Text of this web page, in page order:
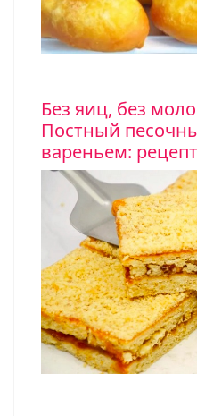
Без яиц, без
Постный
вареньем: